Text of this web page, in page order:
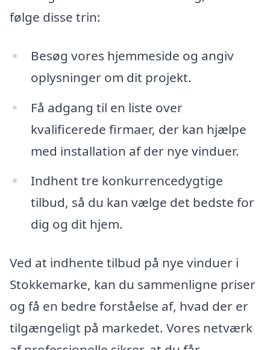
følge disse trin:
Besøg vores hjemmeside og angiv
oplysninger om dit projekt.
Få adgang til en liste over
kvalificerede firmaer, der kan hjælpe
med installation af der nye vinduer.
Indhent tre konkurrencedygtige
tilbud, så du kan vælge det bedste for
dig og dit hjem.
Ved at indhente tilbud på nye vinduer i
Stokkemarke, kan du sammenligne priser
og få en bedre forståelse af, hvad der er
tilgængeligt på markedet. Vores netværk